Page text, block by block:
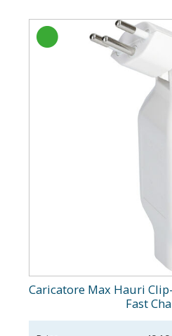
Caricatore Max Hauri
Fast